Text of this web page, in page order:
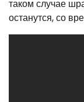
таком случае
останутся, со